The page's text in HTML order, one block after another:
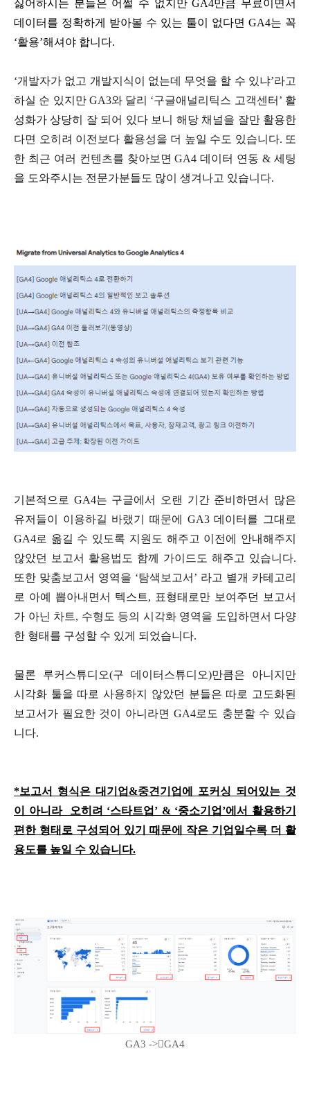
싫어하시는 분들은 어쩔 수 없지만 GA4만큼 무료이면서
데이터를 정확하게 받아볼 수 있는 툴이 없다면 GA4는 꼭
‘활용’해셔야 합니다.
‘개발자가 없고 개발지식이 없는데 무엇을 할 수 있냐’라고
하실 순 있지만 GA3와 달리 ‘구글애널리틱스 고객센터’ 활
성화가 상당히 잘 되어 있다 보니 해당 채널을 잘만 활용한
다면 오히려 이전보다 활용성을 더 높일 수도 있습니다. 또
한 최근 여러 컨텐츠를 찾아보면 GA4 데이터 연동 & 세팅
을 도와주시는 전문가분들도 많이 생겨나고 있습니다.
기본적으로 GA4는 구글에서 오랜 기간 준비하면서 많은
유저들이 이용하길 바랬기 때문에 GA3 데이터를 그대로
GA4로 옮길 수 있도록 지원도 해주고 이전에 안내해주지
않았던 보고서 활용법도 함께 가이드도 해주고 있습니다.
또한 맞춤보고서 영역을 ‘탐색보고서’ 라고 별개 카테고리
로 아예 뽑아내면서 텍스트, 표형태로만 보여주던 보고서
가 아닌 차트, 수형도 등의 시각화 영역을 도입하면서 다양
한 형태를 구성할 수 있게 되었습니다.
물론 루커스튜디오(구 데이터스튜디오)만큼은 아니지만
시각화 툴을 따로 사용하지 않았던 분들은 따로 고도화된
보고서가 필요한 것이 아니라면 GA4로도 충분할 수 있습
니다.
*보고서 형식은 대기업&중견기업에 포커싱 되어있는 것
이 아니라 오히려 ‘스타트업’ & ‘중소기업’에서 활용하기
편한 형태로 구성되어 있기 때문에 작은 기업일수록 더 활
용도를 높일 수 있습니다.
GA3 ->GA4